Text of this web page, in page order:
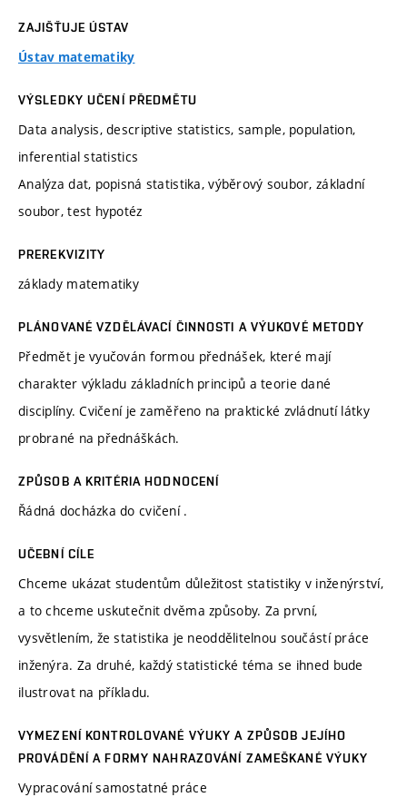
ZAJIŠŤUJE ÚSTAV
Ústav matematiky
VÝSLEDKY UČENÍ PŘEDMĚTU
Data analysis, descriptive statistics, sample, population,
inferential statistics
Analýza dat, popisná statistika, výběrový soubor, základní
soubor, test hypotéz
PREREKVIZITY
základy matematiky
PLÁNOVANÉ VZDĚLÁVACÍ ČINNOSTI A VÝUKOVÉ METODY
Předmět je vyučován formou přednášek, které mají
charakter výkladu základních principů a teorie dané
disciplíny. Cvičení je zaměřeno na praktické zvládnutí látky
probrané na přednáškách.
ZPŮSOB A KRITÉRIA HODNOCENÍ
Řádná docházka do cvičení .
UČEBNÍ CÍLE
Chceme ukázat studentům důležitost statistiky v inženýrství,
a to chceme uskutečnit dvěma způsoby. Za první,
vysvětlením, že statistika je neoddělitelnou součástí práce
inženýra. Za druhé, každý statistické téma se ihned bude
ilustrovat na příkladu.
VYMEZENÍ KONTROLOVANÉ VÝUKY A ZPŮSOB JEJÍHO
PROVÁDĚNÍ A FORMY NAHRAZOVÁNÍ ZAMEŠKANÉ VÝUKY
Vypracování samostatné práce